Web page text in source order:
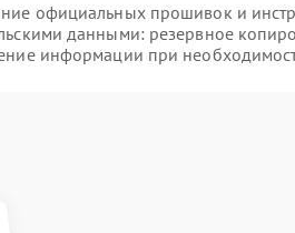
официальных прошивок и
данными: резервное
информации при